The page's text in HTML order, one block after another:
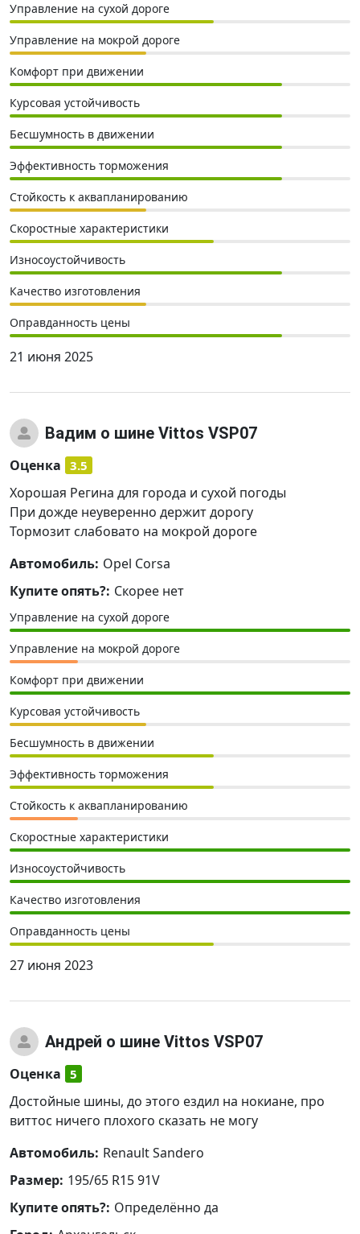
Управление на сухой дороге
Управление на мокрой дороге
Комфорт при движении
Курсовая устойчивость
Бесшумность в движении
Эффективность торможения
Стойкость к аквапланированию
Скоростные характеристики
Износоустойчивость
Качество изготовления
Оправданность цены
21 июня 2025
Вадим о шине Vittos VSP07
Оценка 3.5
Хорошая Регина для города и сухой погоды
При дожде неуверенно держит дорогу
Тормозит слабовато на мокрой дороге
Автомобиль: Opel Corsa
Купите опять?: Скорее нет
Управление на сухой дороге
Управление на мокрой дороге
Комфорт при движении
Курсовая устойчивость
Бесшумность в движении
Эффективность торможения
Стойкость к аквапланированию
Скоростные характеристики
Износоустойчивость
Качество изготовления
Оправданность цены
27 июня 2023
Андрей о шине Vittos VSP07
Оценка 5
Достойные шины, до этого ездил на нокиане, про
виттос ничего плохого сказать не могу
Автомобиль: Renault Sandero
Размер: 195/65 R15 91V
Купите опять?: Определённо да